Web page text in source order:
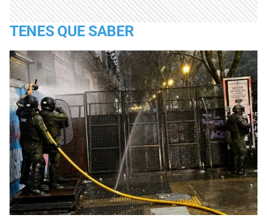
TENES QUE SABER